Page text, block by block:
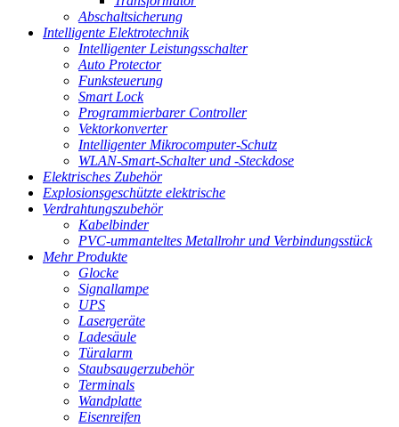
Abschaltsicherung
Intelligente Elektrotechnik
Intelligenter Leistungsschalter
Auto Protector
Funksteuerung
Smart Lock
Programmierbarer Controller
Vektorkonverter
Intelligenter Mikrocomputer-Schutz
WLAN-Smart-Schalter und -Steckdose
Elektrisches Zubehör
Explosionsgeschützte elektrische
Verdrahtungszubehör
Kabelbinder
PVC-ummanteltes Metallrohr und Verbindungsstück
Mehr Produkte
Glocke
Signallampe
UPS
Lasergeräte
Ladesäule
Türalarm
Staubsaugerzubehör
Terminals
Wandplatte
Eisenreifen